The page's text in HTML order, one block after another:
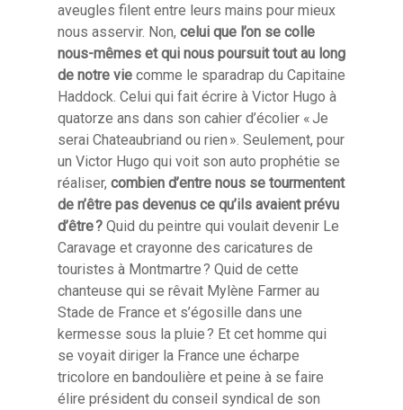
aveugles filent entre leurs mains pour mieux
nous asservir. Non, celui que l’on se colle
nous-mêmes et qui nous poursuit tout au long
de notre vie comme le sparadrap du Capitaine
Haddock. Celui qui fait écrire à Victor Hugo à
quatorze ans dans son cahier d’écolier « Je
serai Chateaubriand ou rien ». Seulement, pour
un Victor Hugo qui voit son auto prophétie se
réaliser, combien d’entre nous se tourmentent
de n’être pas devenus ce qu’ils avaient prévu
d’être ? Quid du peintre qui voulait devenir Le
Caravage et crayonne des caricatures de
touristes à Montmartre ? Quid de cette
chanteuse qui se rêvait Mylène Farmer au
Stade de France et s’égosille dans une
kermesse sous la pluie ? Et cet homme qui
se voyait diriger la France une écharpe
tricolore en bandoulière et peine à se faire
élire président du conseil syndical de son